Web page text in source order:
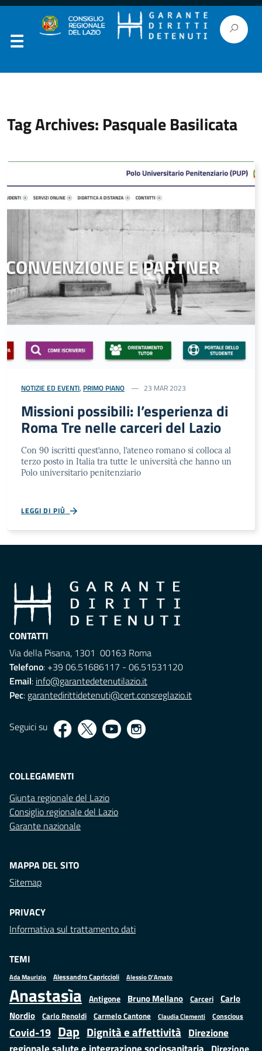
Tag Archives: Pasquale Basilicata
NOTIZIE ED EVENTI, PRIMO PIANO 23 MAR 2023
Missioni possibili: l’esperienza di
Roma Tre nelle carceri del Lazio
Con 90 iscritti quest’anno, l’ateneo romano si colloca al
terzo posto in Italia tra tutte le università che hanno un
Polo universitario penitenziario
LEGGI DI PIÙ
CONTATTI
Via della Pisana, 1301 00163 Roma
Telefono: +39 06.51686117 - 06.51531120
Email: info@garantedetenutilazio.it
Pec: garantedirittidetenuti@cert.consreglazio.it
Seguici su
COLLEGAMENTI
Giunta regionale del Lazio
Consiglio regionale del Lazio
Garante nazionale
MAPPA DEL SITO
Sitemap
PRIVACY
Informativa sul trattamento dati
TEMI
Ada Maurizio Alessandro Capriccioli Alessio D'Amato
Anastasìa Antigone Bruno Mellano Carceri
Carlo
Nordio Carlo Renoldi Carmelo Cantone Claudia Clementi Conscious
Covid-19 Dap Dignità e affettività Direzione